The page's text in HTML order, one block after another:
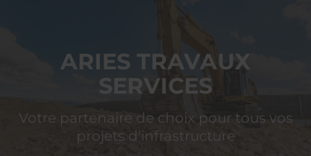
ARIES TRAVAUX
SERVICES
Votre partenaire de choix pour tous vos
projets d'infrastructure